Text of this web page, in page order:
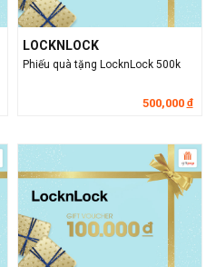
LOCKNLOCK
Phiếu quà tặng LocknLock 500k
500,000 đ